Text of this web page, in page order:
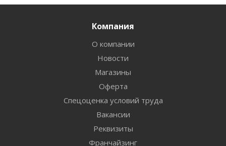
Компания
О компании
Новости
Магазины
Оферта
Спецоценка условий труда
Вакансии
Реквизиты
Франчайзинг